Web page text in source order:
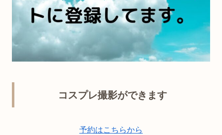
コスプレ撮影ができます
予約はこちらから